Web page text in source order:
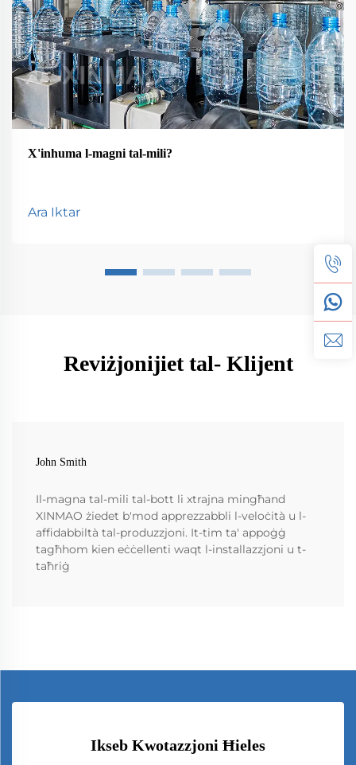
X'inhuma l-magni tal-mili?
Ara Iktar
Reviżjonijiet tal- Klijent
John Smith
Il-magna tal-mili tal-bott li xtrajna mingħand
XINMAO żiedet b'mod apprezzabbli l-veloċità u l-
affidabbiltà tal-produzzjoni. It-tim ta' appoġġ
tagħhom kien eċċellenti waqt l-installazzjoni u t-
taħriġ
Ikseb Kwotazzjoni Ħieles